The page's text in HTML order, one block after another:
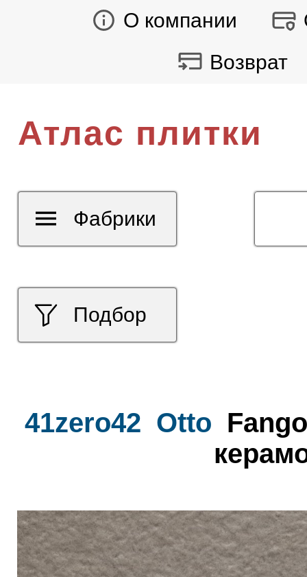
О компании
Возврат
Атлас плитки
Подбор
Фабрики
41zero42 Otto